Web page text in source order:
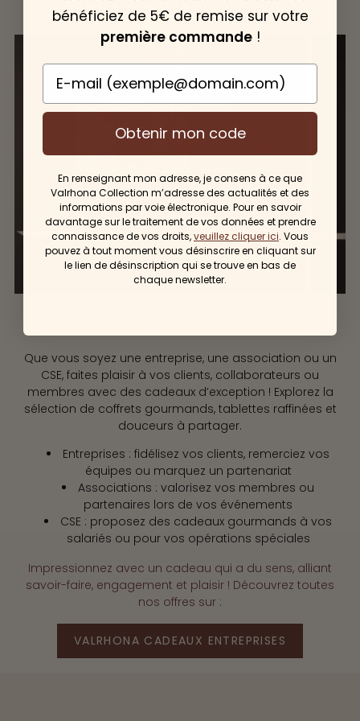
DE
CHOCOLAT
Que vous soyez une entreprise, une association ou un
CSE, faites plaisir à vos clients, collaborateurs ou
membres avec des cadeaux d’exception ! Explorez la
sélection de coffrets gourmands, tablettes raffinées et
douceurs à partager.
Entreprises : fidélisez vos clients, remerciez vos
équipes ou marquez un partenariat
Associations : valorisez vos membres ou
partenaires lors de vos événements
CSE : proposez des cadeaux gourmands à vos
salariés ou pour vos opérations spéciales
Impressionnez avec un cadeau qui a du sens, alliant
savoir-faire, engagement et plaisir ! Découvrez toutes
nos offres sur :
VALRHONA CADEAUX ENTREPRISES
bénéficiez de 5€ de remise sur votre
première commande!
E-mail
Obtenir mon code
En renseignant mon adresse, je consens à ce que
Valrhona Collection m’adresse des actualités et des
informations par voie électronique. Pour en savoir
davantage sur le traitement de vos données et prendre
connaissance de vos droits,veuillez cliquer ici. Vous
pouvez à tout moment vous désinscrire en cliquant sur
le lien de désinscription qui se trouve en bas de
chaque newsletter.